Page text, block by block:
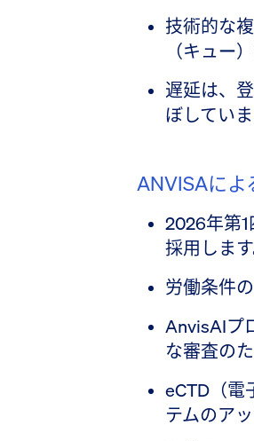
技術的な
（キュー
遅延は、
ぼしていま
ANVISAによ
2026年第
採用します
労働条件
AnvisAIプ
な審査の
eCTD（電
テムのア